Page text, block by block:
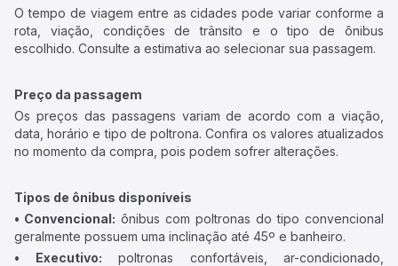
O tempo de viagem entre as cidades pode variar conforme a
rota, viação, condições de trânsito e o tipo de ônibus
escolhido. Consulte a estimativa ao selecionar sua passagem.
Preço da passagem
Os preços das passagens variam de acordo com a viação,
data, horário e tipo de poltrona. Confira os valores atualizados
no momento da compra, pois podem sofrer alterações.
Tipos de ônibus disponíveis
• Convencional: ônibus com poltronas do tipo convencional
geralmente possuem uma inclinação até 45º e banheiro.
• Executivo: poltronas confortáveis, ar-condicionado,